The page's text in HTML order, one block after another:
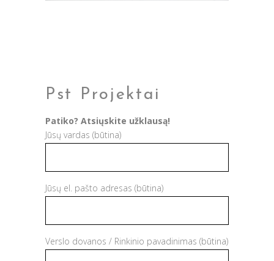
Pst Projektai
Patiko? Atsiųskite užklausą!
Jūsų vardas (būtina)
Jūsų el. pašto adresas (būtina)
Verslo dovanos / Rinkinio pavadinimas (būtina)